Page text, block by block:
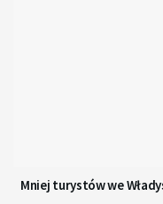
Mniej turystów we